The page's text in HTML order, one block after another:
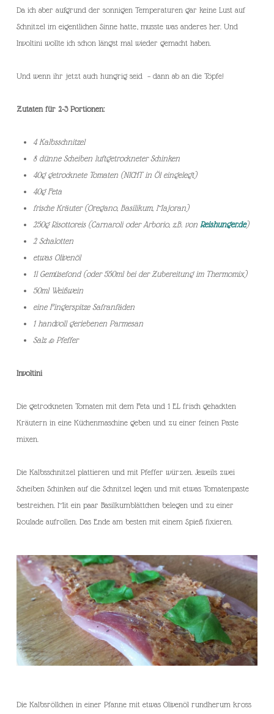
Da ich aber aufgrund der sonnigen Temperaturen gar keine Lust auf
Schnitzel im eigentlichen Sinne hatte, musste was anderes her. Und
Involtini wollte ich schon längst mal wieder gemacht haben.
Und wenn ihr jetzt auch hungrig seid – dann ab an die Töpfe!
Zutaten für 2-3 Portionen:
4 Kalbsschnitzel
8 dünne Scheiben luftgetrockneter Schinken
40g getrocknete Tomaten (NICHT in Öl eingelegt)
40g Feta
frische Kräuter (Oregano, Basilikum, Majoran)
250g Risottoreis (Carnaroli oder Arborio, z.B. von Reishunger.de)
2 Schalotten
etwas Olivenöl
1l Gemüsefond (oder 550ml bei der Zubereitung im Thermomix)
50ml Weißwein
eine Fingerspitze Safranfäden
1 handvoll geriebenen Parmesan
Salz & Pfeffer
Involtini
Die getrockneten Tomaten mit dem Feta und 1 EL frisch gehackten
Kräutern in eine Küchenmaschine geben und zu einer feinen Paste
mixen.
Die Kalbsschnitzel plattieren und mit Pfeffer würzen. Jeweils zwei
Scheiben Schinken auf die Schnitzel legen und mit etwas Tomatenpaste
bestreichen. Mit ein paar Basilkumblättchen belegen und zu einer
Roulade aufrollen. Das Ende am besten mit einem Spieß fixieren.
Die Kalbsröllchen in einer Pfanne mit etwas Olivenöl rundherum kross